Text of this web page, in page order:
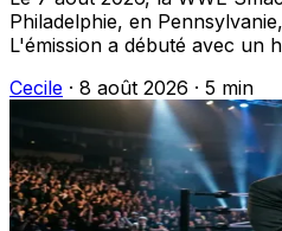
Philadelphie, en
L'émission a débuté avec un
Cecile · 8 août 2026 · 5 min